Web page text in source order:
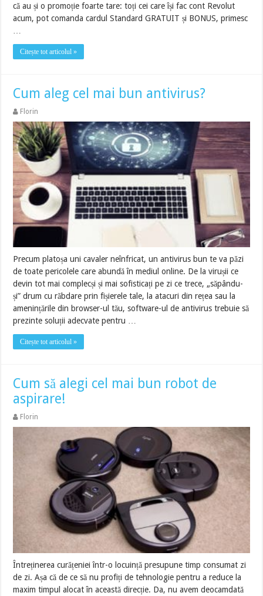
că au și o promoție foarte tare: toți cei care își fac cont Revolut
acum, pot comanda cardul Standard GRATUIT și BONUS, primesc
Citește tot articolul »
Cum aleg cel mai bun antivirus?
Florin
Precum platoșa uni cavaler neînfricat, un antivirus bun te va păzi
de toate pericolele care abundă în mediul online. De la virușii ce
devin tot mai complecși și mai sofisticați pe zi ce trece, „săpându-
și” drum cu răbdare prin fișierele tale, la atacuri din rețea sau la
amenințările din browser-ul tău, software-ul de antivirus trebuie să
prezinte soluții adecvate pentru …
Citește tot articolul »
Cum să alegi cel mai bun robot de
aspirare!
Florin
Întreținerea curățeniei într-o locuință presupune timp consumat zi
de zi. Așa că de ce să nu profiți de tehnologie pentru a reduce la
maxim timpul alocat în această direcție. Da, nu avem deocamdată